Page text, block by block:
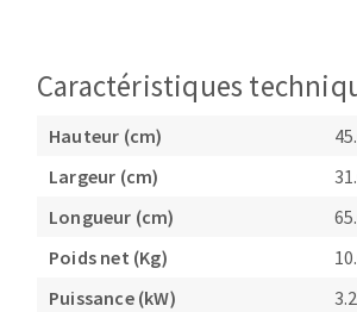
Caractéristiques
Hauteur (cm)
Largeur (cm)
Longueur (cm)
Poids net (Kg)
Puissance (kW)
3.2